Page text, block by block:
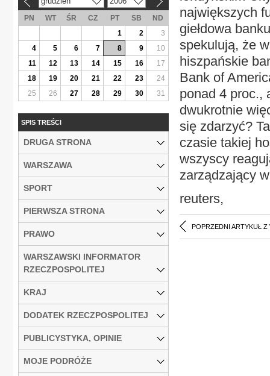
największych
giełdowa
spekulują, że
hiszpańskie
Bank of
ponad 4 proc.,
dwukrotnie
się zdarzyć?
czasie takiej
wszyscy
zarządzający
reuters,
POPRZEDNI ARTYKUŁ Z
PN WT ŚR CZ PT SB
ND
1
2
3
4
5 6 7 8 9
10
11
12 13 14 15 16
17
18
19 20 21 22 23
24
25
26 27 28 29 30 31
SPIS TREŚCI
DRUGA STRONA
WARSZAWA
SPORT
PIERWSZA STRONA
PRAWO
WARSZAWSKI INFORMATOR
RZECZPOSPOLITEJ
KRAJ
DODATEK RZECZPOSPOLITEJ
PUBLICYSTYKA, OPINIE
MOJE PODRÓŻE